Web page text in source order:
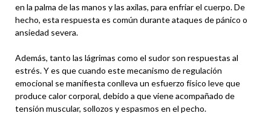
en la palma de las manos y las axilas, para enfriar el cuerpo. De
hecho, esta respuesta es común durante ataques de pánico o
ansiedad severa.
Además, tanto las lágrimas como el sudor son respuestas al
estrés. Y es que cuando este mecanismo de regulación
emocional se manifiesta conlleva un esfuerzo físico leve que
produce calor corporal, debido a que viene acompañado de
tensión muscular, sollozos y espasmos en el pecho.